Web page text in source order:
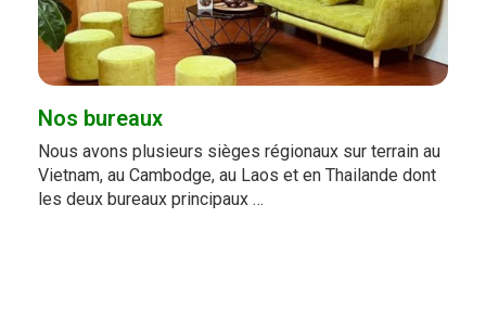
Nos bureaux
Nous avons plusieurs sièges régionaux sur terrain au
Vietnam, au Cambodge, au Laos et en Thailande dont
les deux bureaux principaux …